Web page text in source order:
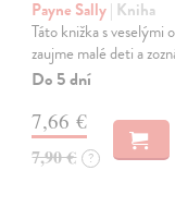
Payne Sally| Kniha
Táto knižka s veselými
zaujme malé deti a
Do 5 dní
7,66 €
7,90 € ?